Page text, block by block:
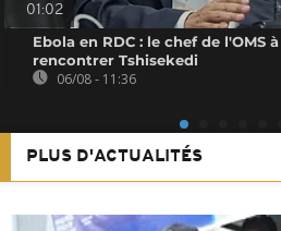
01:02
Ebola en RDC : le chef de l'OMS
rencontrer Tshisekedi
06/08 - 11:36
PLUS D'ACTUALITÉS